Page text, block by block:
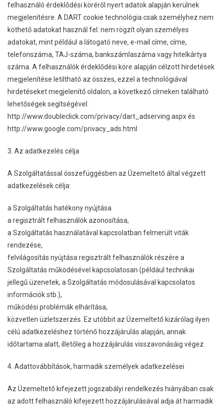
felhasználó érdeklődési köréről nyert adatok alapján kerülnek
megjelenítésre. A DART cookie technológia csak személyhez nem
köthető adatokat használ fel: nem rögzít olyan személyes
adatokat, mint például a látogató neve, e-mail címe, címe,
telefonszáma, TAJ-száma, bankszámlaszáma vagy hitelkártya
száma. A felhasználók érdeklődési köre alapján célzott hirdetések
megjelenítése letiltható az összes, ezzel a technológiával
hirdetéseket megjelenítő oldalon, a következő címeken található
lehetőségek segítségével:
http://www.doubleclick.com/privacy/dart_adserving.aspx és
http://www.google.com/privacy_ads.html
3. Az adatkezelés célja
A Szolgáltatással összefüggésben az Üzemeltető által végzett
adatkezelések célja:
a Szolgáltatás hatékony nyújtása
a regisztrált felhasználók azonosítása,
a Szolgáltatás használatával kapcsolatban felmerült viták
rendezése,
felvilágosítás nyújtása regisztrált felhasználók részére a
Szolgáltatás működésével kapcsolatosan (például technikai
jellegű üzenetek, a Szolgáltatás módosulásával kapcsolatos
információk stb.),
működési problémák elhárítása,
közvetlen üzletszerzés. Ez utóbbit az Üzemeltető kizárólag ilyen
célú adatkezeléshez történő hozzájárulás alapján, annak
időtartama alatt, illetőleg a hozzájárulás visszavonásáig végez.
4. Adattovábbítások, harmadik személyek adatkezelései
Az Üzemeltető kifejezett jogszabályi rendelkezés hiányában csak
az adott felhasználó kifejezett hozzájárulásával adja át harmadik